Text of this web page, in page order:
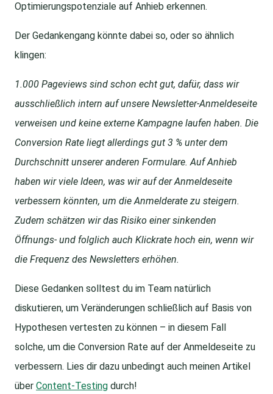
Optimierungspotenziale auf Anhieb erkennen.
Der Gedankengang könnte dabei so, oder so ähnlich
klingen:
1.000 Pageviews sind schon echt gut, dafür, dass wir
ausschließlich intern auf unsere Newsletter-Anmeldeseite
verweisen und keine externe Kampagne laufen haben. Die
Conversion Rate liegt allerdings gut 3 % unter dem
Durchschnitt unserer anderen Formulare. Auf Anhieb
haben wir viele Ideen, was wir auf der Anmeldeseite
verbessern könnten, um die Anmelderate zu steigern.
Zudem schätzen wir das Risiko einer sinkenden
Öffnungs- und folglich auch Klickrate hoch ein, wenn wir
die Frequenz des Newsletters erhöhen.
Diese Gedanken solltest du im Team natürlich
diskutieren, um Veränderungen schließlich auf Basis von
Hypothesen vertesten zu können – in diesem Fall
solche, um die Conversion Rate auf der Anmeldeseite zu
verbessern. Lies dir dazu unbedingt auch meinen Artikel
über Content-Testing durch!